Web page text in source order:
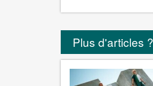
Plus d'articles ?